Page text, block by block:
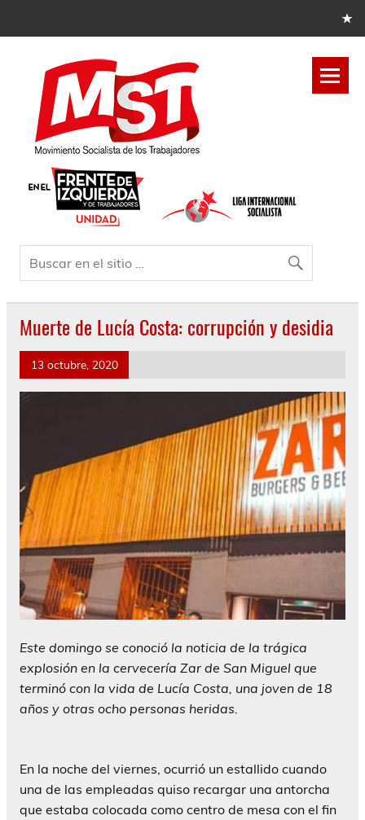
Muerte de Lucía Costa: corrupción y desidia
13 octubre, 2020
Este domingo se conoció la noticia de la trágica
explosión en la cervecería Zar de San Miguel que
terminó con la vida de Lucía Costa, una joven de 18
años y otras ocho personas heridas.
En la noche del viernes, ocurrió un estallido cuando
una de las empleadas quiso recargar una antorcha
que estaba colocada como centro de mesa con el fin